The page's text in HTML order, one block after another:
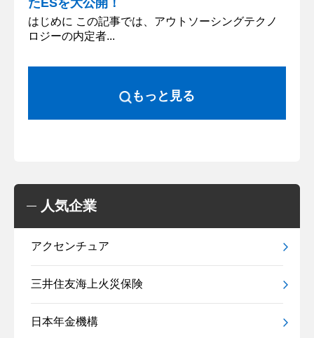
たESを大公開！
はじめに この記事では、アウトソーシングテクノ
ロジーの内定者...
もっと見る
人気企業
アクセンチュア
三井住友海上火災保険
日本年金機構